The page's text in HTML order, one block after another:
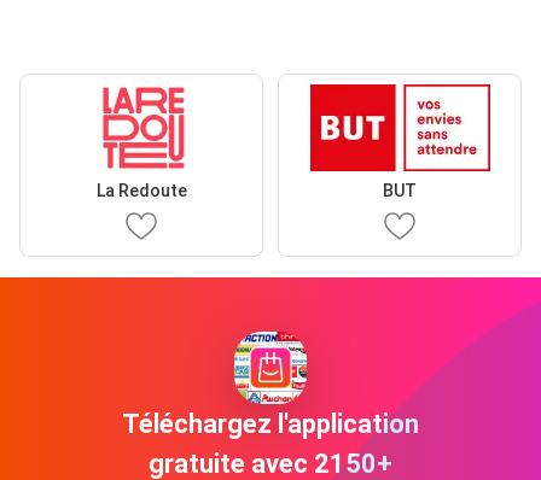
La Redoute BUT
Téléchargez l'application
gratuite avec 2150+